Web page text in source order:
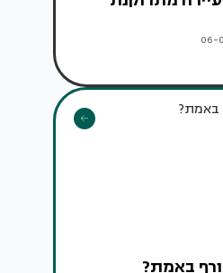
06-
באמת?